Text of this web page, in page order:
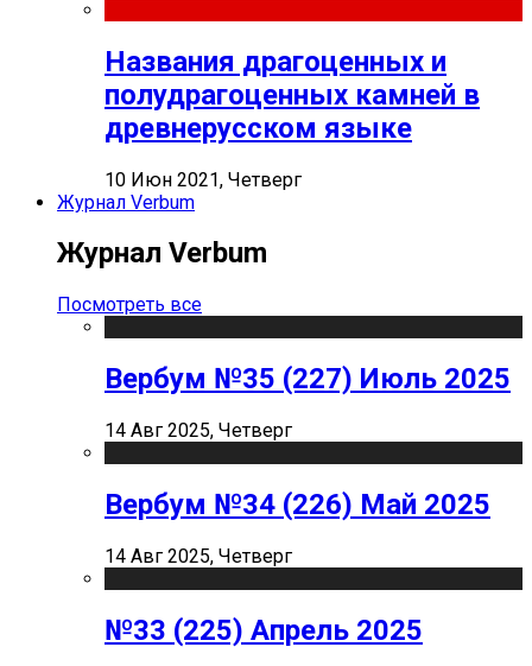
Названия драгоценных и
полудрагоценных камней в
древнерусском языке
10 Июн 2021, Четверг
Журнал Verbum
Журнал Verbum
Посмотреть все
Вербум №35 (227) Июль 2025
14 Авг 2025, Четверг
Вербум №34 (226) Май 2025
14 Авг 2025, Четверг
№33 (225) Апрель 2025